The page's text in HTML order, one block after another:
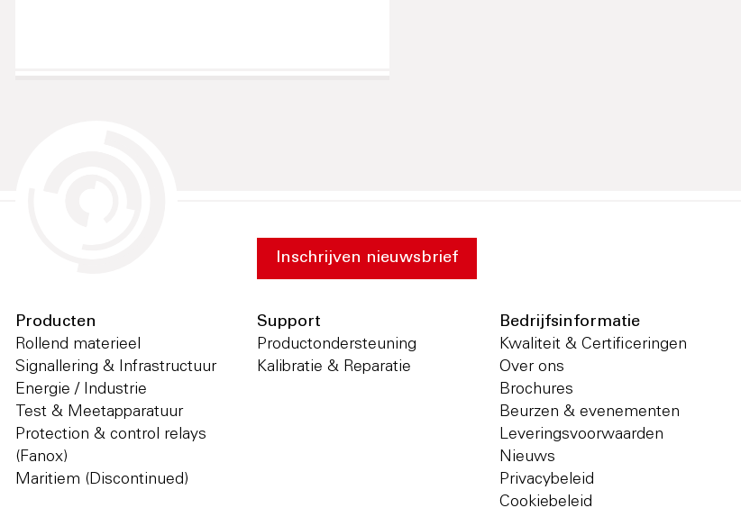
Inschrijven nieuwsbrief
Producten
Rollend materieel
Signallering & Infrastructuur
Energie / Industrie
Test & Meetapparatuur
Protection & control relays
(Fanox)
Maritiem (Discontinued)
Support
Productondersteuning
Kalibratie & Reparatie
Bedrijfsinformatie
Kwaliteit & Certificeringen
Over ons
Brochures
Beurzen & evenementen
Leveringsvoorwaarden
Nieuws
Privacybeleid
Cookiebeleid